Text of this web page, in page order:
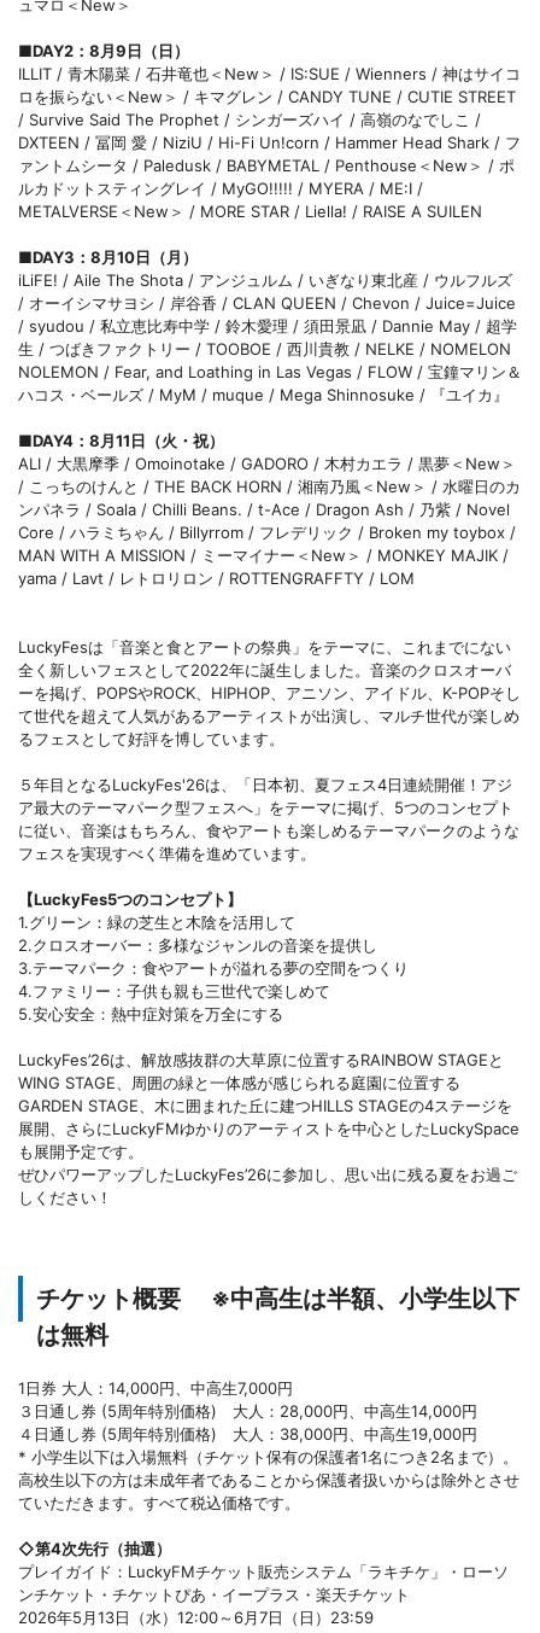
ュマロ＜New＞
■DAY2：8月9日（日）
ILLIT / 青木陽菜 / 石井竜也＜New＞ / IS:SUE / Wienners / 神はサイコ
ロを振らない＜New＞ / キマグレン / CANDY TUNE / CUTIE STREET
/ Survive Said The Prophet / シンガーズハイ / 高嶺のなでしこ /
DXTEEN / 冨岡 愛 / NiziU / Hi-Fi Un!corn / Hammer Head Shark / フ
ァントムシータ / Paledusk / BABYMETAL / Penthouse＜New＞ / ポ
ルカドットスティングレイ / MyGO!!!!! / MYERA / ME:I /
METALVERSE＜New＞ / MORE STAR / Liella! / RAISE A SUILEN
■DAY3：8月10日（月）
iLiFE! / Aile The Shota / アンジュルム / いぎなり東北産 / ウルフルズ
/ オーイシマサヨシ / 岸谷香 / CLAN QUEEN / Chevon / Juice=Juice
/ syudou / 私立恵比寿中学 / 鈴木愛理 / 須田景凪 / Dannie May / 超学
生 / つばきファクトリー / TOOBOE / 西川貴教 / NELKE / NOMELON
NOLEMON / Fear, and Loathing in Las Vegas / FLOW / 宝鐘マリン＆
ハコス・ベールズ / MyM / muque / Mega Shinnosuke / 『ユイカ』
■DAY4：8月11日（火・祝）
ALI / 大黒摩季 / Omoinotake / GADORO / 木村カエラ / 黒夢＜New＞
/ こっちのけんと / THE BACK HORN / 湘南乃風＜New＞ / 水曜日のカ
ンパネラ / Soala / Chilli Beans. / t-Ace / Dragon Ash / 乃紫 / Novel
Core / ハラミちゃん / Billyrrom / フレデリック / Broken my toybox /
MAN WITH A MISSION / ミーマイナー＜New＞ / MONKEY MAJIK /
yama / Lavt / レトロリロン / ROTTENGRAFFTY / LOM
LuckyFesは「音楽と食とアートの祭典」をテーマに、これまでにない
全く新しいフェスとして2022年に誕生しました。音楽のクロスオーバ
ーを掲げ、POPSやROCK、HIPHOP、アニソン、アイドル、K-POPそし
て世代を超えて人気があるアーティストが出演し、マルチ世代が楽しめ
るフェスとして好評を博しています。
５年目となるLuckyFes'26は、「日本初、夏フェス4日連続開催！アジ
ア最大のテーマパーク型フェスへ」をテーマに掲げ、5つのコンセプト
に従い、音楽はもちろん、食やアートも楽しめるテーマパークのような
フェスを実現すべく準備を進めています。
【LuckyFes5つのコンセプト】
1.グリーン：緑の芝生と木陰を活用して
2.クロスオーバー：多様なジャンルの音楽を提供し
3.テーマパーク：食やアートが溢れる夢の空間をつくり
4.ファミリー：子供も親も三世代で楽しめて
5.安心安全：熱中症対策を万全にする
LuckyFes’26は、解放感抜群の大草原に位置するRAINBOW STAGEと
WING STAGE、周囲の緑と一体感が感じられる庭園に位置する
GARDEN STAGE、木に囲まれた丘に建つHILLS STAGEの4ステージを
展開、さらにLuckyFMゆかりのアーティストを中心としたLuckySpace
も展開予定です。
ぜひパワーアップしたLuckyFes’26に参加し、思い出に残る夏をお過ご
しください！
チケット概要 ※中高生は半額、小学生以下
は無料
1日券 大人：14,000円、中高生7,000円
３日通し券 (5周年特別価格) 大人：28,000円、中高生14,000円
４日通し券 (5周年特別価格) 大人：38,000円、中高生19,000円
* 小学生以下は入場無料（チケット保有の保護者1名につき2名まで）。
高校生以下の方は未成年者であることから保護者扱いからは除外とさせ
ていただきます。すべて税込価格です。
◇第4次先行（抽選）
プレイガイド：LuckyFMチケット販売システム「ラキチケ」・ローソ
ンチケット・チケットぴあ・イープラス・楽天チケット
2026年5月13日（水）12:00～6月7日（日）23:59